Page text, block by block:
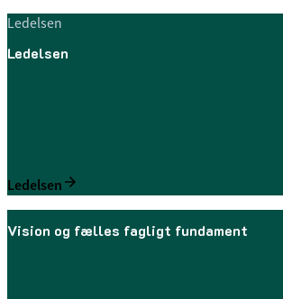
Ledelsen
Ledelsen
Ledelsen
Vision og fælles fagligt fundament